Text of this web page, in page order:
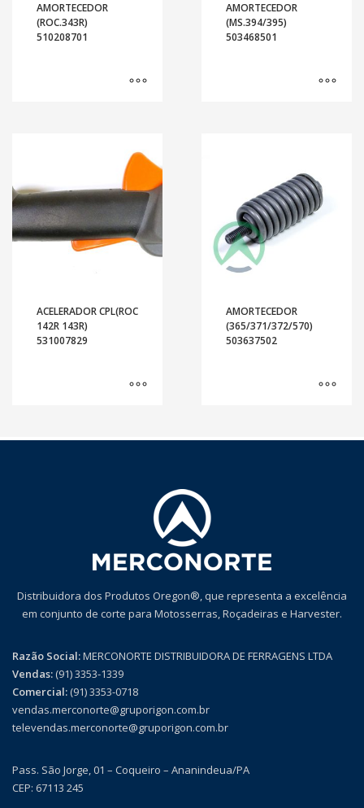
AMORTECEDOR
(ROC.343R)
510208701
AMORTECEDOR
(MS.394/395)
503468501
ACELERADOR CPL(ROC
142R 143R)
531007829
AMORTECEDOR
(365/371/372/570)
503637502
Distribuidora dos Produtos Oregon®, que representa a excelência
em conjunto de corte para Motosserras, Roçadeiras e Harvester.
Razão Social:MERCONORTE DISTRIBUIDORA DE FERRAGENS LTDA
Vendas:(91) 3353-1339
Comercial:(91) 3353-0718
vendas.merconorte@gruporigon.com.br
televendas.merconorte@gruporigon.com.br
Pass. São Jorge, 01 – Coqueiro – Ananindeua/PA
CEP: 67113 245